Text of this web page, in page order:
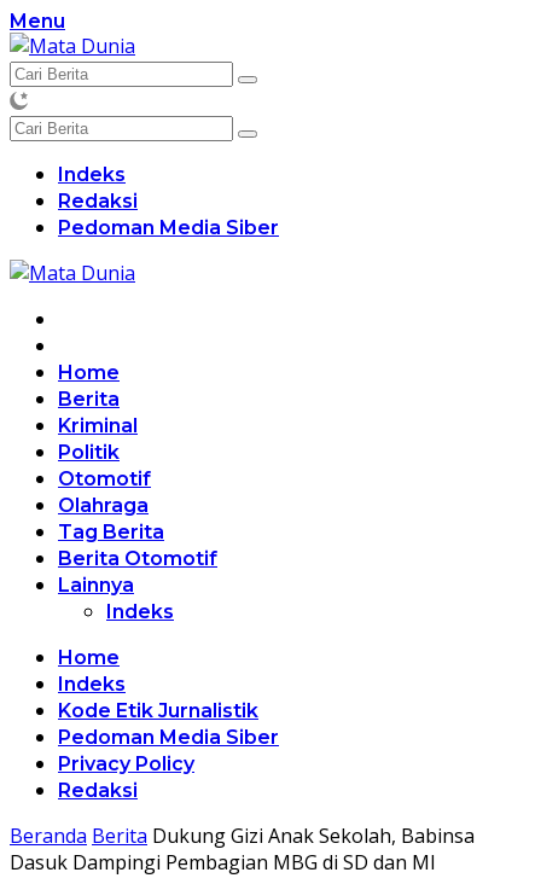
Langsung
ke
konten
Menu
Indeks
Redaksi
Pedoman Media Siber
Home
Berita
Kriminal
Politik
Otomotif
Olahraga
Tag Berita
Berita Otomotif
Lainnya
Indeks
Home
Indeks
Kode Etik Jurnalistik
Pedoman Media Siber
Privacy Policy
Redaksi
Beranda Berita Dukung Gizi Anak Sekolah, Babinsa
Dasuk Dampingi Pembagian MBG di SD dan MI